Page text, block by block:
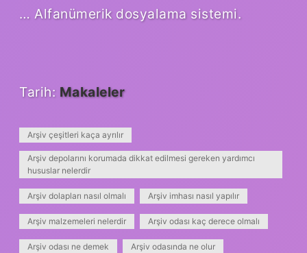
… Alfanümerik dosyalama sistemi.
Tarih: Makaleler
Arşiv çeşitleri kaça ayrılır
Arşiv depolarını korumada dikkat edilmesi gereken yardımcı
hususlar nelerdir
Arşiv dolapları nasıl olmalı Arşiv imhası nasıl yapılır
Arşiv malzemeleri nelerdir Arşiv odası kaç derece olmalı
Arşiv odası ne demek Arşiv odasında ne olur